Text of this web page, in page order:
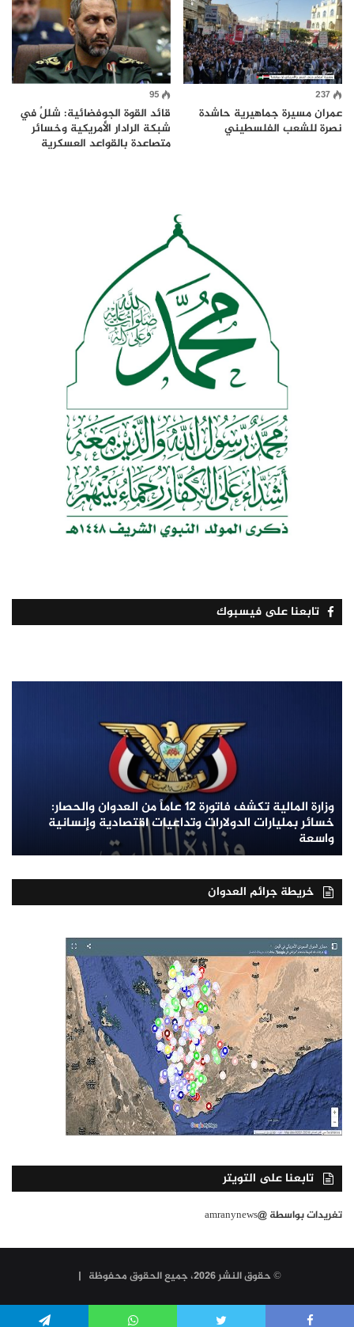
237
عمران مسيرة جماهيرية حاشدة
نصرة للشعب الفلسطيني
95
قائد القوة الجوفضائية: شللٌ في
شبكة الرادار الأمريكية وخسائر
متصاعدة بالقواعد العسكرية
تابعنا على فيسبوك
وزارة المالية تكشف فاتورة 12 عاماً من العدوان والحصار:
خسائر بمليارات الدولارات وتداعيات اقتصادية وإنسانية
واسعة
خريطة جرائم العدوان
تابعنا على التويتر
تغريدات بواسطة @amranynews
© حقوق النشر 2026، جميع الحقوق محفوظة |